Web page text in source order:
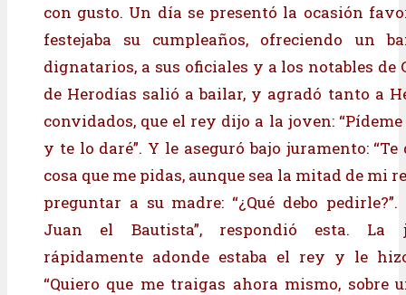
con gusto. Un día se presentó la ocasión
festejaba su cumpleaños, ofreciendo un
dignatarios, a sus oficiales y a los notables de
de Herodías salió a bailar, y agradó tanto a
convidados, que el rey dijo a la joven:
y te lo daré”. Y le aseguró bajo juramento:
cosa que me pidas, aunque sea la mitad de mi
preguntar a su madre: “¿Qué debo pedirle?”.
Juan el Bautista”, respondió esta. La
rápidamente adonde estaba el rey y le
“Quiero que me traigas ahora mismo, sobre